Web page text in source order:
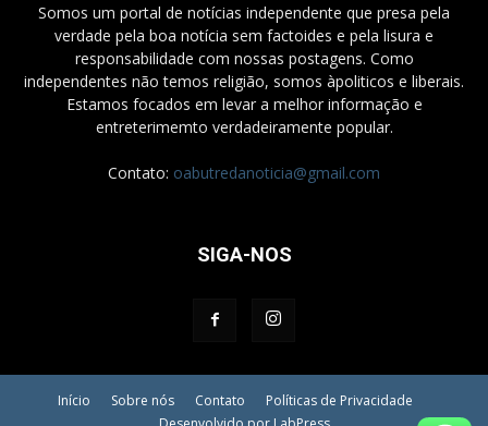
Somos um portal de notícias independente que presa pela
verdade pela boa notícia sem factoides e pela lisura e
responsabilidade com nossas postagens. Como
independentes não temos religião, somos àpoliticos e liberais.
Estamos focados em levar a melhor informação e
entreterimemto verdadeiramente popular.
Contato: oabutredanoticia@gmail.com
SIGA-NOS
Início Sobre nós Contato
Políticas de Privacidade